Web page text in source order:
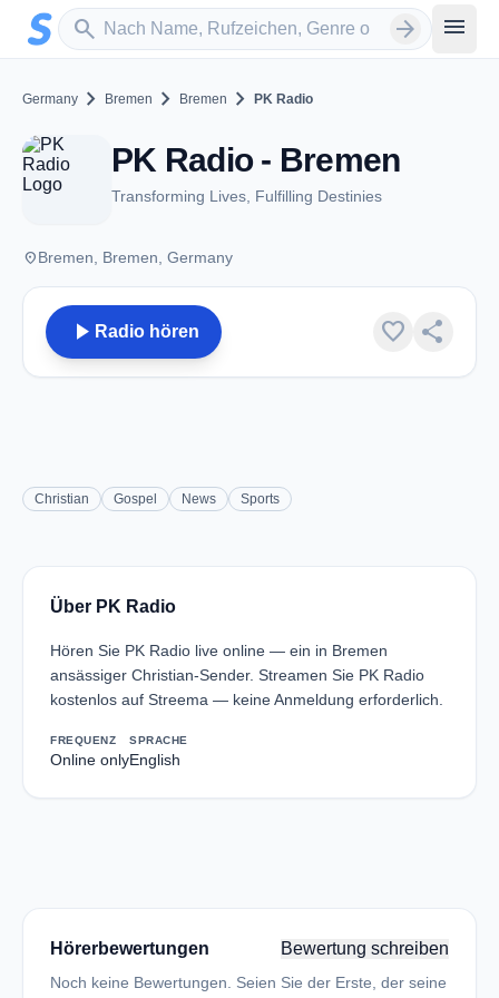
Zum Hauptinhalt springen
search
Sender suchen arrow_forward menu
Germany chevron_right Bremen chevron_right Bremen chevron_right PK Radio
PK Radio - Bremen
Transforming Lives, Fulfilling Destinies
placeBremen, Bremen, Germany
play_arrow Radio hören favorite share
Christian Gospel News Sports
Über PK Radio
Hören Sie PK Radio live online — ein in Bremen
ansässiger Christian-Sender. Streamen Sie PK Radio
kostenlos auf Streema — keine Anmeldung erforderlich.
FREQUENZ
Online only
SPRACHE
English
Hörerbewertungen Bewertung schreiben
Noch keine Bewertungen. Seien Sie der Erste, der seine